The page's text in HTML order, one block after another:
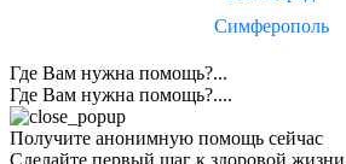
Симферополь
Где Вам нужна помощь?...
Где Вам нужна помощь?....
Получите анонимную помощь сейчас
Сделайте первый шаг к здоровой жизни